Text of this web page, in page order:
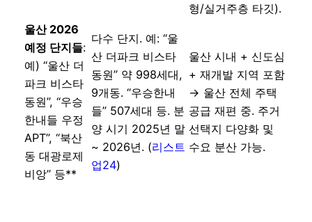
형/실거주층 타깃).
울산 2026
예정 단지들:
예) “울산 더
파크 비스타
동원”, “우승
한내들 우정
APT”, “북산
동 대광로제
비앙” 등**
다수 단지. 예: “울
산 더파크 비스타
동원” 약 998세대,
9개동. “우승한내
들” 507세대 등. 분
양 시기 2025년 말
~ 2026년. (리스트
업24)
울산 시내 + 신도심
+ 재개발 지역 포함
→ 울산 전체 주택
공급 재편 중. 주거
선택지 다양화 및
수요 분산 가능.